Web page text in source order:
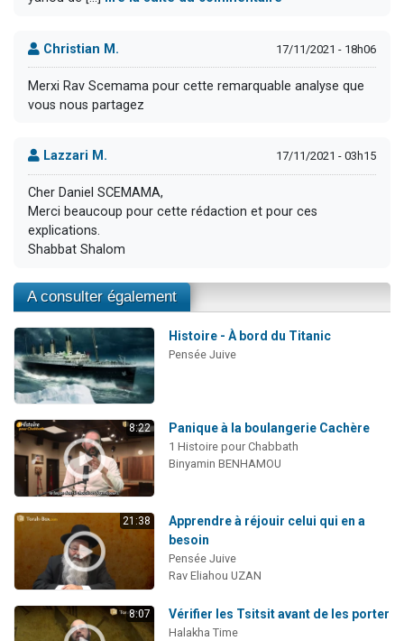
Christian M. 17/11/2021 - 18h06
Merxi Rav Scemama pour cette remarquable analyse que
vous nous partagez
Lazzari M. 17/11/2021 - 03h15
Cher Daniel SCEMAMA,
Merci beaucoup pour cette rédaction et pour ces
explications.
Shabbat Shalom
A consulter également
Histoire - À bord du Titanic
Pensée Juive
8:22 Panique à la boulangerie Cachère
1 Histoire pour Chabbath
Binyamin BENHAMOU
21:38
Apprendre à réjouir celui qui en a
besoin
Pensée Juive
Rav Eliahou UZAN
8:07 Vérifier les Tsitsit avant de les porter
Halakha Time